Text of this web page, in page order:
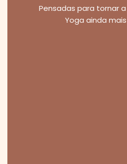
Pensadas para tornar
Yoga ainda